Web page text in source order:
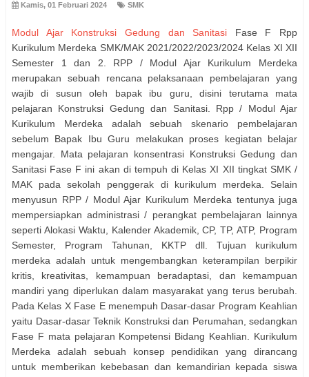
Kamis, 01 Februari 2024 SMK
Modul Ajar Konstruksi Gedung dan Sanitasi Fase F Rpp
Kurikulum Merdeka SMK/MAK 2021/2022/2023/2024 Kelas XI XII
Semester 1 dan 2. RPP / Modul Ajar Kurikulum Merdeka
merupakan sebuah rencana pelaksanaan pembelajaran yang
wajib di susun oleh bapak ibu guru, disini terutama mata
pelajaran Konstruksi Gedung dan Sanitasi. Rpp / Modul Ajar
Kurikulum Merdeka adalah sebuah skenario pembelajaran
sebelum Bapak Ibu Guru melakukan proses kegiatan belajar
mengajar. Mata pelajaran konsentrasi Konstruksi Gedung dan
Sanitasi Fase F ini akan di tempuh di Kelas XI XII tingkat SMK /
MAK pada sekolah penggerak di kurikulum merdeka. Selain
menyusun RPP / Modul Ajar Kurikulum Merdeka tentunya juga
mempersiapkan administrasi / perangkat pembelajaran lainnya
seperti Alokasi Waktu, Kalender Akademik, CP, TP, ATP, Program
Semester, Program Tahunan, KKTP dll. Tujuan kurikulum
merdeka adalah untuk mengembangkan keterampilan berpikir
kritis, kreativitas, kemampuan beradaptasi, dan kemampuan
mandiri yang diperlukan dalam masyarakat yang terus berubah.
Pada Kelas X Fase E menempuh Dasar-dasar Program Keahlian
yaitu Dasar-dasar Teknik Konstruksi dan Perumahan, sedangkan
Fase F mata pelajaran Kompetensi Bidang Keahlian. Kurikulum
Merdeka adalah sebuah konsep pendidikan yang dirancang
untuk memberikan kebebasan dan kemandirian kepada siswa